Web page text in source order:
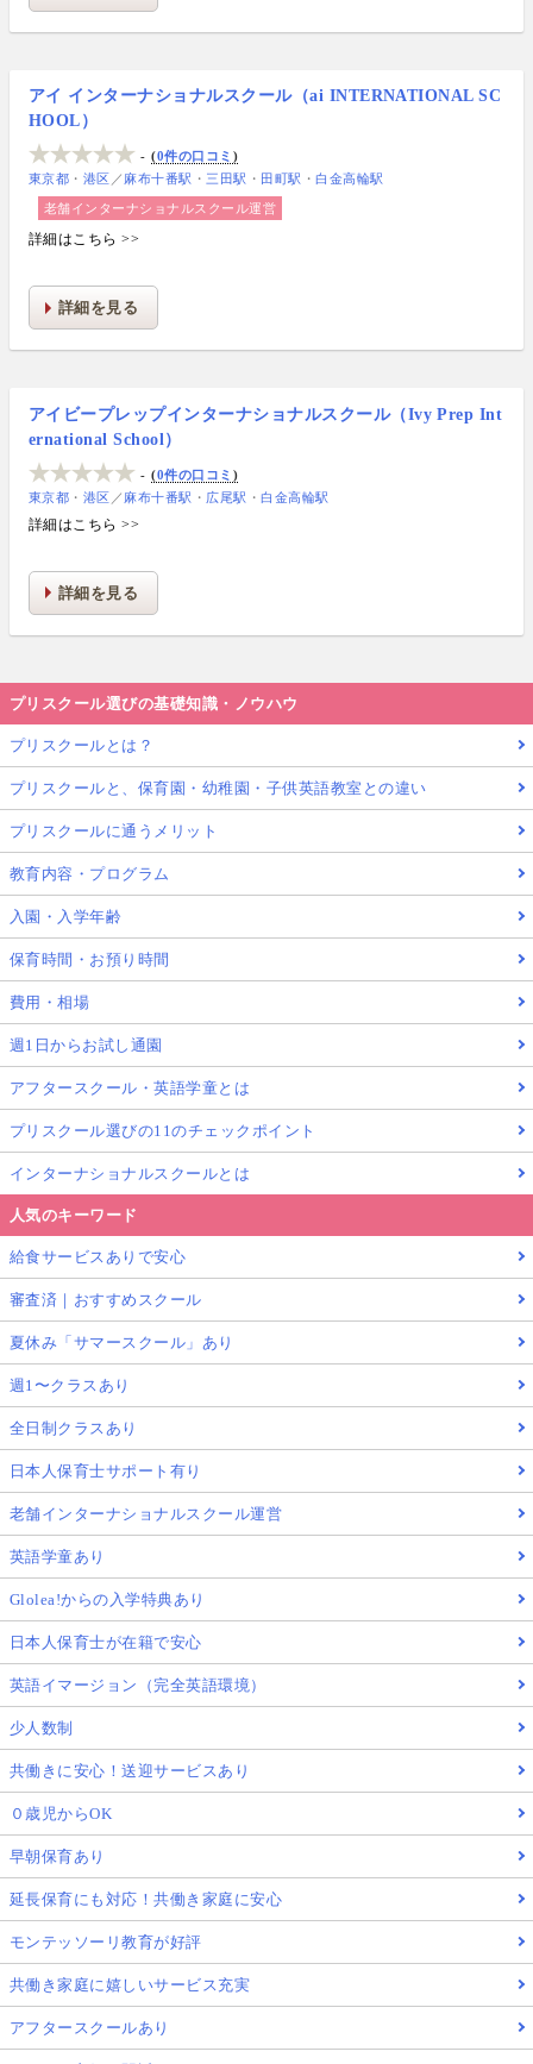
アイ インターナショナルスクール（ai INTERNATIONAL SC
HOOL）
-
0件の口コミ
東京都
港区 ／ 麻布十番駅 三田駅 田町駅 白金高輪駅
老舗インターナショナルスクール運営
詳細はこちら >>
詳細を見る
アイビープレップインターナショナルスクール（Ivy Prep Int
ernational School）
-
0件の口コミ
東京都
港区 ／ 麻布十番駅 広尾駅 白金高輪駅
詳細はこちら >>
詳細を見る
プリスクール選びの基礎知識・ノウハウ
プリスクールとは？
プリスクールと、保育園・幼稚園・子供英語教室との違い
プリスクールに通うメリット
教育内容・プログラム
入園・入学年齢
保育時間・お預り時間
費用・相場
週1日からお試し通園
アフタースクール・英語学童とは
プリスクール選びの11のチェックポイント
インターナショナルスクールとは
人気のキーワード
給食サービスありで安心
審査済｜おすすめスクール
夏休み「サマースクール」あり
週1〜クラスあり
全日制クラスあり
日本人保育士サポート有り
老舗インターナショナルスクール運営
英語学童あり
Glolea!からの入学特典あり
日本人保育士が在籍で安心
英語イマージョン（完全英語環境）
少人数制
共働きに安心！送迎サービスあり
０歳児からOK
早朝保育あり
延長保育にも対応！共働き家庭に安心
モンテッソーリ教育が好評
共働き家庭に嬉しいサービス充実
アフタースクールあり